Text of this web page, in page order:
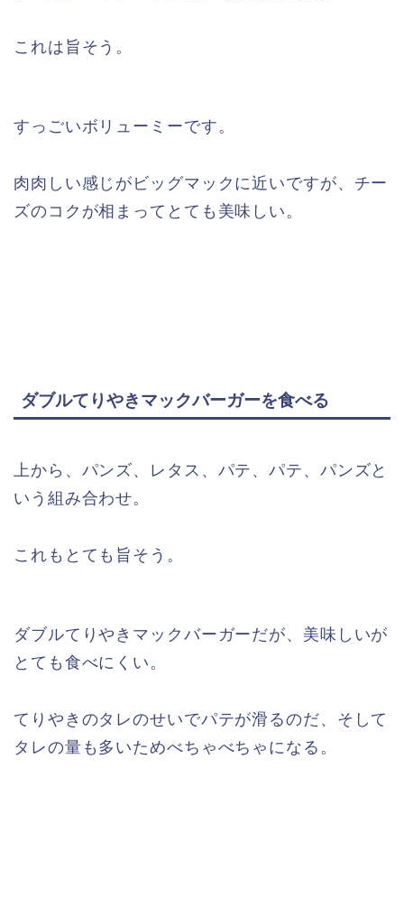
これは旨そう。
すっごいボリューミーです。
肉肉しい感じがビッグマックに近いですが、チー
ズのコクが相まってとても美味しい。
ダブルてりやきマックバーガーを食べる
上から、パンズ、レタス、パテ、パテ、パンズと
いう組み合わせ。
これもとても旨そう。
ダブルてりやきマックバーガーだが、美味しいが
とても食べにくい。
てりやきのタレのせいでパテが滑るのだ、そして
タレの量も多いためべちゃべちゃになる。